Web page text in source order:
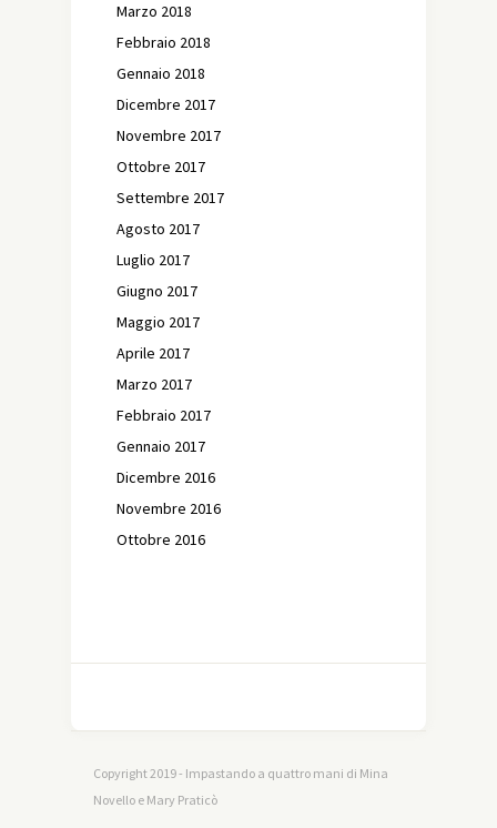
Marzo 2018
Febbraio 2018
Gennaio 2018
Dicembre 2017
Novembre 2017
Ottobre 2017
Settembre 2017
Agosto 2017
Luglio 2017
Giugno 2017
Maggio 2017
Aprile 2017
Marzo 2017
Febbraio 2017
Gennaio 2017
Dicembre 2016
Novembre 2016
Ottobre 2016
Copyright 2019 - Impastando a quattro mani di Mina
Novello e Mary Praticò